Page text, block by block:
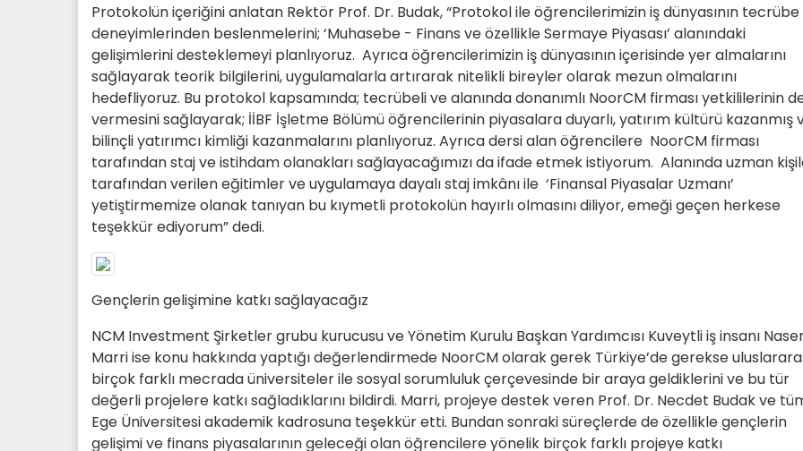
Protokolün içeriğini anlatan Rektör Prof. Dr. Budak, “Protokol ile öğrencilerimizin iş dünyasının
deneyimlerinden beslenmelerini; ‘Muhasebe - Finans ve özellikle Sermaye Piyasası’ alanındaki
gelişimlerini desteklemeyi planlıyoruz. Ayrıca öğrencilerimizin iş dünyasının içerisinde yer almalarını
sağlayarak teorik bilgilerini, uygulamalarla artırarak nitelikli bireyler olarak mezun olmalarını
hedefliyoruz. Bu protokol kapsamında; tecrübeli ve alanında donanımlı NoorCM firması yetkililerinin
vermesini sağlayarak; İİBF İşletme Bölümü öğrencilerinin piyasalara duyarlı, yatırım kültürü kazanmış
bilinçli yatırımcı kimliği kazanmalarını planlıyoruz. Ayrıca dersi alan öğrencilere NoorCM firması
tarafından staj ve istihdam olanakları sağlayacağımızı da ifade etmek istiyorum. Alanında uzman
tarafından verilen eğitimler ve uygulamaya dayalı staj imkânı ile ‘Finansal Piyasalar Uzmanı’
yetiştirmemize olanak tanıyan bu kıymetli protokolün hayırlı olmasını diliyor, emeği geçen herkese
teşekkür ediyorum” dedi.
Gençlerin gelişimine katkı sağlayacağız
NCM Investment Şirketler grubu kurucusu ve Yönetim Kurulu Başkan Yardımcısı Kuveytli iş insanı
Marri ise konu hakkında yaptığı değerlendirmede NoorCM olarak gerek Türkiye’de gerekse
birçok farklı mecrada üniversiteler ile sosyal sorumluluk çerçevesinde bir araya geldiklerini ve bu tür
değerli projelere katkı sağladıklarını bildirdi. Marri, projeye destek veren Prof. Dr. Necdet Budak ve
Ege Üniversitesi akademik kadrosuna teşekkür etti. Bundan sonraki süreçlerde de özellikle gençlerin
gelişimi ve finans piyasalarının geleceği olan öğrencilere yönelik birçok farklı projeye katkı